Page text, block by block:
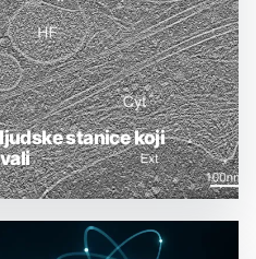
stanice koji